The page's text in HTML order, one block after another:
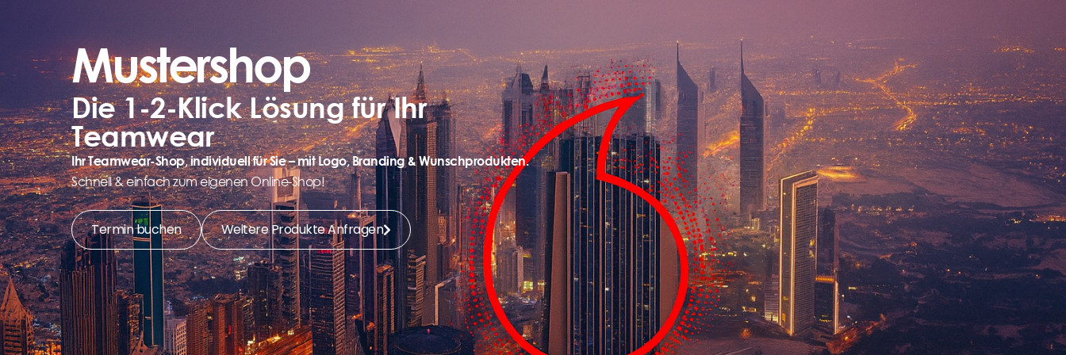
Mustershop
Die 1-2-Klick Lösung für Ihr
Teamwear
Ihr Teamwear-Shop, individuell für Sie – mit Logo, Branding & Wunschprodukten.
Schnell & einfach zum eigenen Online-Shop!
Termin buchen Weitere Produkte Anfragen